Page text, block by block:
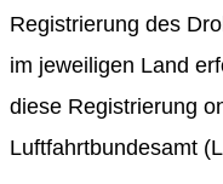
Registrierung des
im jeweiligen Land
diese Registrierung
Luftfahrtbundesamt